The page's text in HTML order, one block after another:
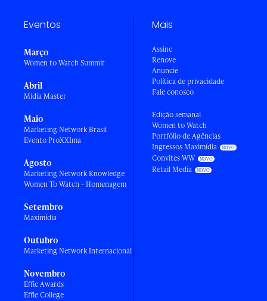
Eventos
Março
Women to Watch Summit
Abril
Mídia Master
Maio
Marketing Network Brasil
Evento ProXXIma
Agosto
Marketing Network Knowledge
Women To Watch - Homenagem
Setembro
Maximídia
Outubro
Marketing Network Internacional
Novembro
Effie Awards
Effie College
Mais
Assine
Renove
Anuncie
Política de privacidade
Fale conosco
Edição semanal
Women to Watch
Portfólio de Agências
Ingressos Maximídia
Convites WW
Retail Media